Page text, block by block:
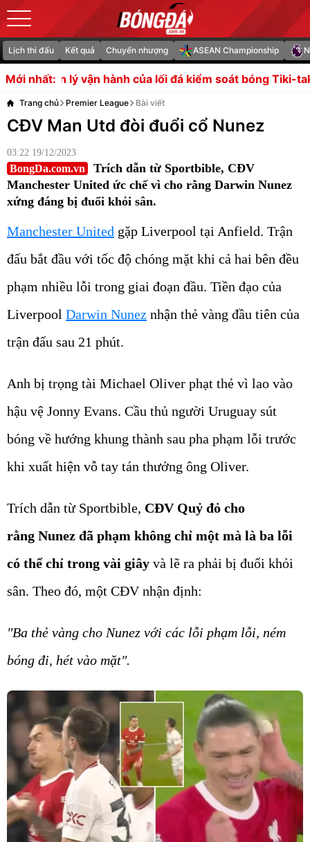
Lịch thi đấu Kết quả Chuyển nhượng ASEAN Championship
Mới nhất:
của lối đá kiểm soát bóng Tiki-taka Người đại diện
Trang chủ Premier League Bài viết
CĐV Man Utd đòi đuổi cổ Nunez
03:22 19/12/2023
BongDa.com.vn
Trích dẫn từ Sportbible, CĐV
Manchester United ức chế vì cho rằng Darwin Nunez
xứng đáng bị đuổi khỏi sân.
Manchester United gặp Liverpool tại Anfield. Trận
đấu bắt đầu với tốc độ chóng mặt khi cả hai bên đều
phạm nhiều lỗi trong giai đoạn đầu. Tiền đạo của
Liverpool Darwin Nunez nhận thẻ vàng đầu tiên của
trận đấu sau 21 phút.
Anh bị trọng tài Michael Oliver phạt thẻ vì lao vào
hậu vệ Jonny Evans. Cầu thủ người Uruguay sút
bóng về hướng khung thành sau pha phạm lỗi trước
khi xuất hiện vỗ tay tán thưởng ông Oliver.
Trích dẫn từ Sportbible, CĐV Quỷ đỏ cho
rằng Nunez đã phạm không chỉ một mà là ba lỗi
có thể chỉ trong vài giây và lẽ ra phải bị đuổi khỏi
sân. Theo đó, một CĐV nhận định:
"Ba thẻ vàng cho Nunez với các lỗi phạm lỗi, ném
bóng đi, hét vào mặt".